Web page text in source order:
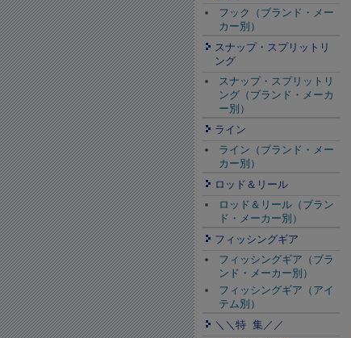
フック（ブランド・メー
カー別）
スナップ・スプリットリ
ング
スナップ・スプリットリ
ング（ブランド・メーカ
ー別）
ライン
ライン（ブランド・メー
カー別）
ロッド＆リール
ロッド＆リール（ブラン
ド・メーカー別）
フィッシングギア
フィッシングギア（ブラ
ンド・メーカー別）
フィッシングギア（アイ
テム別）
＼＼特 集／／